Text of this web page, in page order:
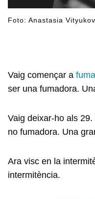
Foto: Anastasia
Vaig començar a
ser una fumadora.
Vaig deixar-ho als
no fumadora. Una
Ara visc en la
intermitència.